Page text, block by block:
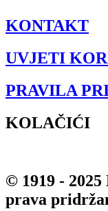
KONTAKT
UVJETI
PRAVILA
KOLAČIĆI
© 1919 -
prava